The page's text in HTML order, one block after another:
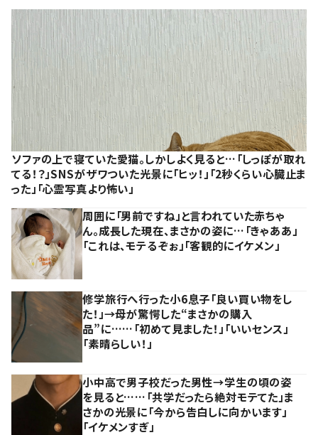
ソファの上で寝ていた愛猫。しかしよく見ると…「しっぽが取れ
てる！？」SNSがザワついた光景に「ヒッ！」「2秒くらい心臓止ま
った」「心霊写真より怖い」
周囲に「男前ですね」と言われていた赤ちゃ
ん。成長した現在、まさかの姿に…「きゃああ」
「これは、モテるぞぉ」「客観的にイケメン」
修学旅行へ行った小6息子「良い買い物をし
た！」→母が驚愕した“まさかの購入
品”に……「初めて見ました！」「いいセンス」
「素晴らしい！」
小中高で男子校だった男性→学生の頃の姿
を見ると……「共学だったら絶対モテてた」ま
さかの光景に「今から告白しに向かいます」
「イケメンすぎ」